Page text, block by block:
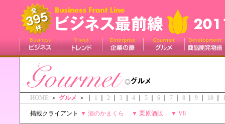
HOME ＞ グルメ ＞ ｜ 1 2 3 4 5 6 7 8 9 10
掲載クライアント ▼ 酒のかまくら ▼ 栗原酒販 ▼ V8